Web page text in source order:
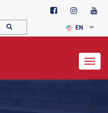
EN